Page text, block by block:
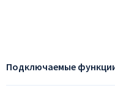
Подключаемые